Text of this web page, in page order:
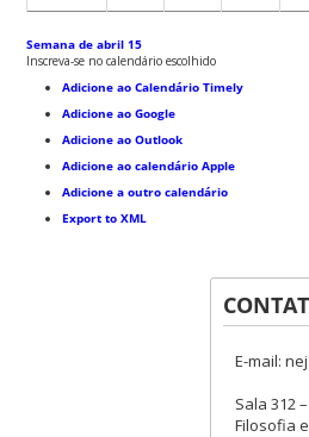
Semana de abril 15
Inscreva-se no calendário escolhido
Adicione ao Calendário Timely
Adicione ao Google
Adicione ao Outlook
Adicione ao calendário Apple
Adicione a outro calendário
Export to XML
E-mail:
Sala 312
Filosofia